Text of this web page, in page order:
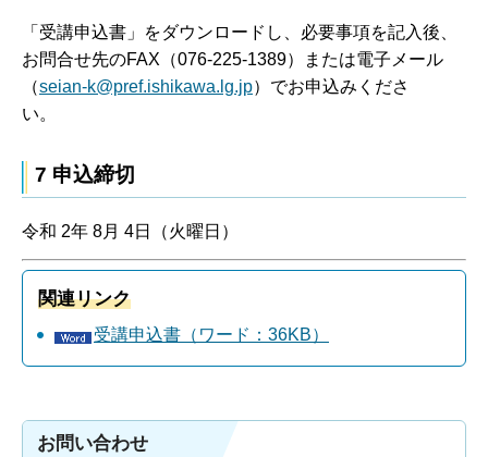
「受講申込書」をダウンロードし、必要事項を記入後、
お問合せ先のFAX（076-225-1389）または電子メール
（seian-k@pref.ishikawa.lg.jp）でお申込みくださ
い。
7 申込締切
令和 2年 8月 4日（火曜日）
関連リンク
受講申込書（ワード：36KB）
お問い合わせ